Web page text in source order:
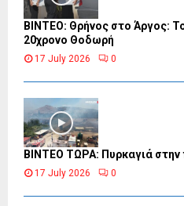
ΒΙΝΤΕΟ: Θρήνος στο Άργος:
20χρονο Θοδωρή
17 July 2026 0
ΒΙΝΤΕΟ ΤΩΡΑ: Πυρκαγιά στην
17 July 2026 0